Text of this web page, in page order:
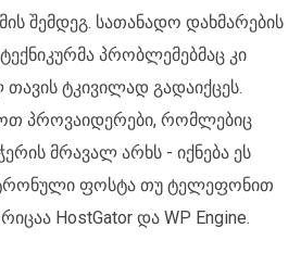
შემდეგ. სათანადო დახმარების
პრობლემებმაც კი
ტკივილად გადაიქცეს.
პროვაიდერები, რომლებიც
მრავალ არხს - იქნება ეს
ფოსტა თუ ტელეფონით
HostGator და WP Engine.